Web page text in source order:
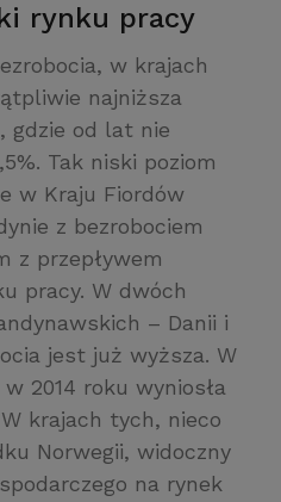
rynku pracy
w krajach
najniższa
gdzie od lat nie
Tak niski poziom
w Kraju Fiordów
z bezrobociem
z przepływem
pracy. W dwóch
– Danii i
jest już wyższa. W
2014 roku wyniosła
krajach tych, nieco
Norwegii, widoczny
na rynek